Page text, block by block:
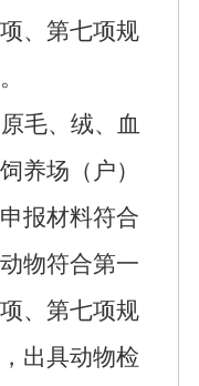
、第七项规
毛、绒、血
养场（户）
申报材料符合
物符合第一
、第七项规
出具动物检